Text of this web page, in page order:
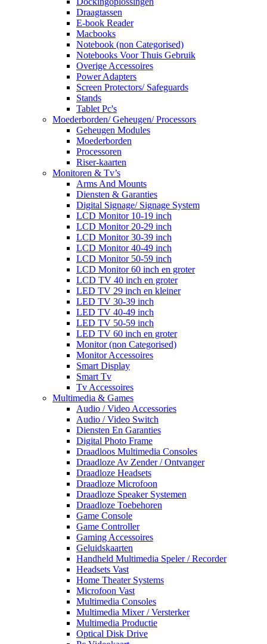
Draagtassen
E-book Reader
Macbooks
Notebook (non Categorised)
Notebooks Voor Thuis Gebruik
Overige Accessoires
Power Adapters
Screen Protectors/ Safeguards
Stands
Tablet Pc's
Moederborden/ Geheugen/ Processors
Geheugen Modules
Moederborden
Processoren
Riser-kaarten
Monitoren & Tv’s
Arms And Mounts
Diensten & Garanties
Digital Signage/ Signage System
LCD Monitor 10-19 inch
LCD Monitor 20-29 inch
LCD Monitor 30-39 inch
LCD Monitor 40-49 inch
LCD Monitor 50-59 inch
LCD Monitor 60 inch en groter
LCD TV 40 inch en groter
LED TV 29 inch en kleiner
LED TV 30-39 inch
LED TV 40-49 inch
LED TV 50-59 inch
LED TV 60 inch en groter
Monitor (non Categorised)
Monitor Accessoires
Smart Display
Smart Tv
Tv Accessoires
Multimedia & Games
Audio / Video Accessories
Audio / Video Switch
Diensten En Garanties
Digital Photo Frame
Draadloos Multimedia Consoles
Draadloze Av Zender / Ontvanger
Draadloze Headsets
Draadloze Microfoon
Draadloze Speaker Systemen
Draadloze Toebehoren
Game Console
Game Controller
Gaming Accessoires
Geluidskaarten
Handheld Multimedia Speler / Recorder
Headsets Vast
Home Theater Systems
Microfoon Vast
Multimedia Consoles
Multimedia Mixer / Versterker
Multimedia Productie
Optical Disk Drive